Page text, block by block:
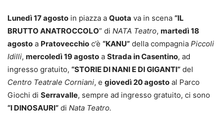
Lunedì 17 agosto in piazza a Quota va in scena “IL
BRUTTO ANATROCCOLO” di NATA Teatro, martedì 18
agosto a Pratovecchio c’è “KANU” della compagnia Piccoli
Idilli, mercoledì 19 agosto a Strada in Casentino, ad
ingresso gratuito, “STORIE DI NANI E DI GIGANTI” del
Centro Teatrale Corniani, e giovedì 20 agosto al Parco
Giochi di Serravalle, sempre ad ingresso gratuito, ci sono
“I DINOSAURI” di Nata Teatro.